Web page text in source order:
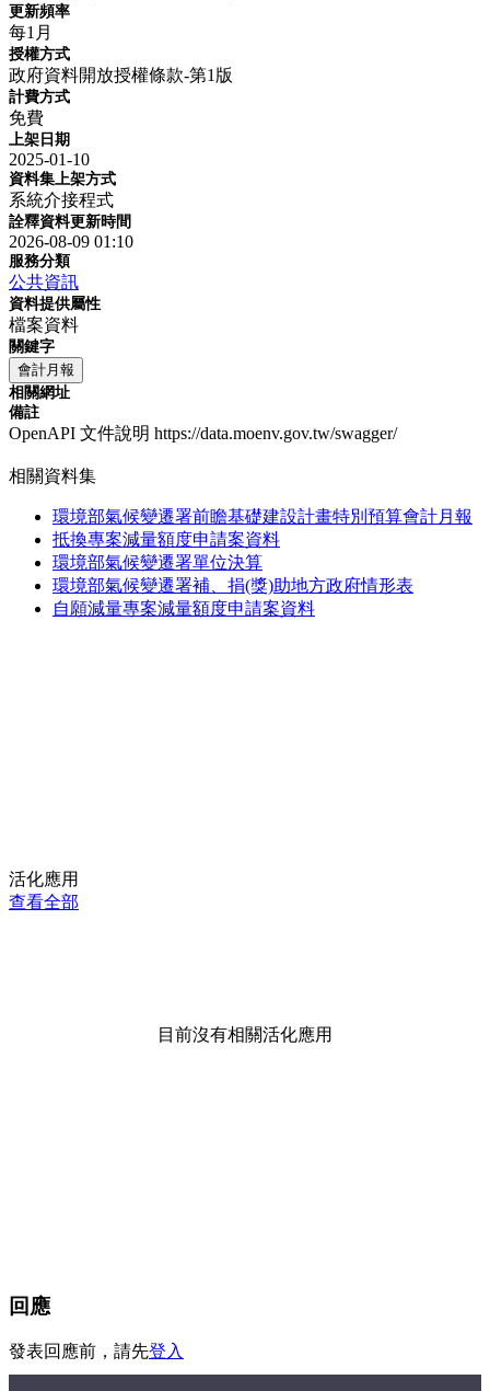
更新頻率
每1月
授權方式
政府資料開放授權條款-第1版
計費方式
免費
上架日期
2025-01-10
資料集上架方式
系統介接程式
詮釋資料更新時間
2026-08-09 01:10
服務分類
公共資訊
資料提供屬性
檔案資料
關鍵字
會計月報
相關網址
備註
OpenAPI 文件說明 https://data.moenv.gov.tw/swagger/
相關資料集
環境部氣候變遷署前瞻基礎建設計畫特別預算會計月報
抵換專案減量額度申請案資料
環境部氣候變遷署單位決算
環境部氣候變遷署補、捐(獎)助地方政府情形表
自願減量專案減量額度申請案資料
活化應用
查看全部
目前沒有相關活化應用
回應
發表回應前，請先登入